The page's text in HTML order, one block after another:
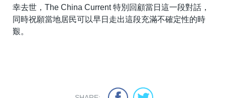
幸去世，The China Current 特別回顧當日這一段對話，
同時祝願當地居民可以早日走出這段充滿不確定性的時
艱。